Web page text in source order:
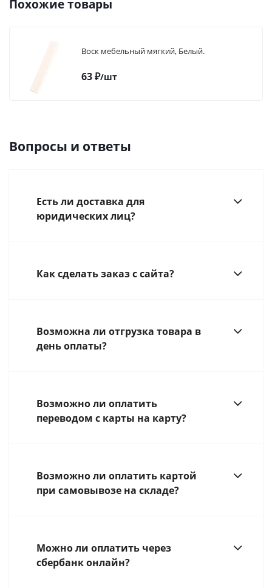
Похожие товары
Воск мебельный мягкий, Белый.
63₽/шт
Вопросы и ответы
Есть ли доставка для
юридических лиц?
Как сделать заказ с сайта?
Возможна ли отгрузка товара в
день оплаты?
Возможно ли оплатить
переводом с карты на карту?
Возможно ли оплатить картой
при самовывозе на складе?
Можно ли оплатить через
сбербанк онлайн?